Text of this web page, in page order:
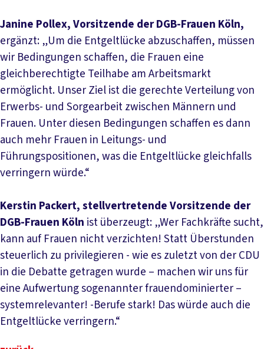
Janine Pollex, Vorsitzende der DGB-Frauen Köln,
ergänzt: „Um die Entgeltlücke abzuschaffen, müssen
wir Bedingungen schaffen, die Frauen eine
gleichberechtigte Teilhabe am Arbeitsmarkt
ermöglicht. Unser Ziel ist die gerechte Verteilung von
Erwerbs- und Sorgearbeit zwischen Männern und
Frauen. Unter diesen Bedingungen schaffen es dann
auch mehr Frauen in Leitungs- und
Führungspositionen, was die Entgeltlücke gleichfalls
verringern würde.“
Kerstin Packert, stellvertretende Vorsitzende der
DGB-Frauen Köln ist überzeugt: „Wer Fachkräfte sucht,
kann auf Frauen nicht verzichten! Statt Überstunden
steuerlich zu privilegieren - wie es zuletzt von der CDU
in die Debatte getragen wurde – machen wir uns für
eine Aufwertung sogenannter frauendominierter –
systemrelevanter! -Berufe stark! Das würde auch die
Entgeltlücke verringern.“